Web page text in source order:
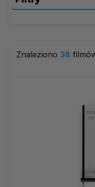
Znaleziono 38